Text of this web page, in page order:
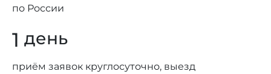
по России
1 день
приём заявок круглосуточно, выезд